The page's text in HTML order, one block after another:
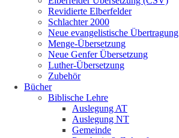
Revidierte Elberfelder
Schlachter 2000
Neue evangelistische Übertragung
Menge-Übersetzung
Neue Genfer Übersetzung
Luther-Übersetzung
Zubehör
Bücher
Biblische Lehre
Auslegung AT
Auslegung NT
Gemeinde